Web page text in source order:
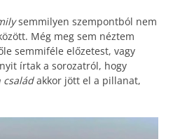
semmilyen szempontból nem
Még meg sem néztem
semmiféle előzetest, vagy
írtak a sorozatról, hogy
családakkor jött el a pillanat,